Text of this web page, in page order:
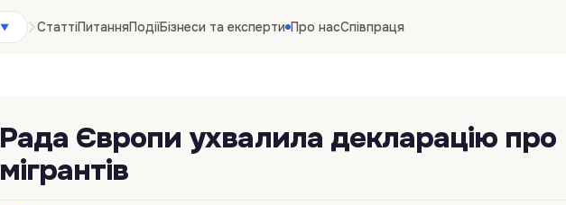
▼ СтаттіПитанняПодіїБізнеси та експерти Про насСпівпраця
Рада Європи ухвалила декларацію про
мігрантів